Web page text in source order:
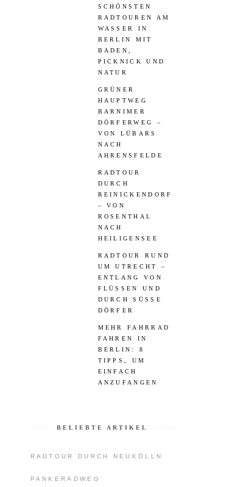
SCHÖNSTEN
RADTOUREN AM
WASSER IN
BERLIN MIT
BADEN,
PICKNICK UND
NATUR
GRÜNER
HAUPTWEG
BARNIMER
DÖRFERWEG –
VON LÜBARS
NACH
AHRENSFELDE
RADTOUR
DURCH
REINICKENDORF
– VON
ROSENTHAL
NACH
HEILIGENSEE
RADTOUR RUND
UM UTRECHT –
ENTLANG VON
FLÜSSEN UND
DURCH SÜSSE D
ÖRFER
MEHR FAHRRAD
FAHREN IN
BERLIN: 8
TIPPS, UM
EINFACH
ANZUFANGEN
BELIEBTE ARTIKEL
RADTOUR DURCH NEUKÖLLN
PANKERADWEG